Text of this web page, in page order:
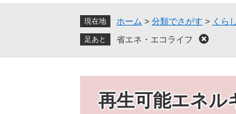
現在地 ホーム > 分類でさがす > くら
省エネ・エコライフ
閉
再生可能エネル